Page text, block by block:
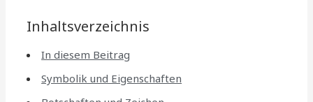
Inhaltsverzeichnis
In diesem Beitrag
Symbolik und Eigenschaften